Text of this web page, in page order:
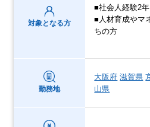
対象となる方
■社会人経験2
■人材育成やマ
ちの方
勤務地
大阪府 滋賀県
山県